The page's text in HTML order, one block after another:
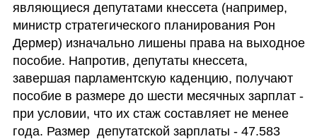
являющиеся депутатами кнессета (например,
министр стратегического планирования Рон
Дермер) изначально лишены права на выходное
пособие. Напротив, депутаты кнессета,
завершая парламентскую каденцию, получают
пособие в размере до шести месячных зарплат -
при условии, что их стаж составляет не менее
года. Размер  депутатской зарплаты - 47.583